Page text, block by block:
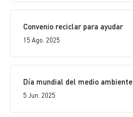
Convenio reciclar para ayudar
15 Ago. 2025
Día mundial del medio ambiente
5 Jun. 2025